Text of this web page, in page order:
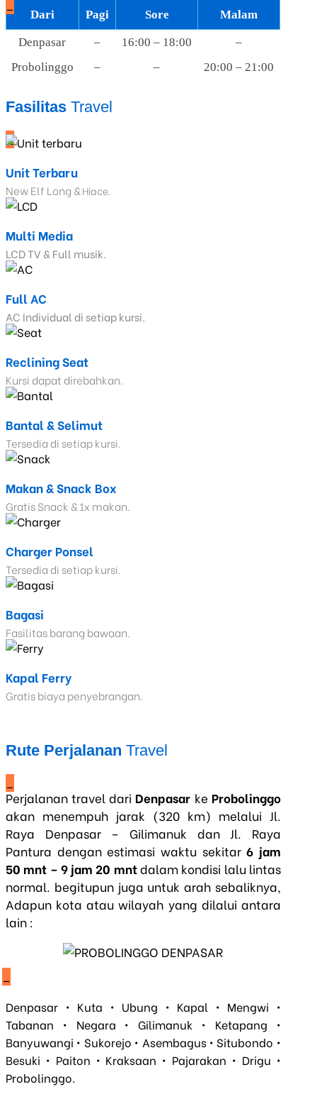
_
Dari Pagi Sore Malam
Denpasar – 16:00 – 18:00
–
Probolinggo
– – 20:00 – 21:00
Fasilitas Travel
_
Unit Terbaru
New Elf Long &Hiace.
Multi Media
LCD TV & Full musik.
Full AC
AC Individual di setiap kursi.
Reclining Seat
Kursi dapat direbahkan.
Bantal & Selimut
Tersedia di setiap kursi.
Makan & Snack Box
Gratis Snack & 1x makan.
Charger Ponsel
Tersedia di setiap kursi.
Bagasi
Fasilitas barang bawaan.
Kapal Ferry
Gratis biaya penyebrangan.
Rute Perjalanan Travel
_
Perjalanan travel dari Denpasar ke Probolinggo
akan menempuh jarak (320 km) melalui Jl.
Raya Denpasar – Gilimanuk dan Jl. Raya
Pantura dengan estimasi waktu sekitar6 jam
50 mnt – 9 jam 20 mntdalam kondisi lalu lintas
normal. begitupun juga untuk arah sebaliknya,
Adapun kota atau wilayah yang dilalui antara
lain :
_
Denpasar • Kuta • Ubung • Kapal • Mengwi •
Tabanan • Negara • Gilimanuk • Ketapang •
Banyuwangi • Sukorejo • Asembagus • Situbondo •
Besuki • Paiton • Kraksaan • Pajarakan • Drigu •
Probolinggo.